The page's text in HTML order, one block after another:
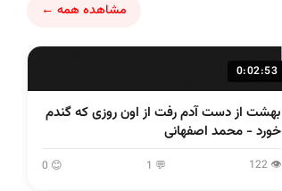
مشاهده همه ←
0:02:53
بهشت از دست آدم رفت از اون روزی که گندم
خورد - محمد اصفهانی
👁 122
💬 1
😊 0